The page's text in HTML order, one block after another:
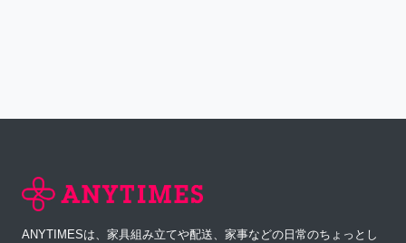
ANYTIMESは、家具組み立てや配送、家事などの日常のちょっとし